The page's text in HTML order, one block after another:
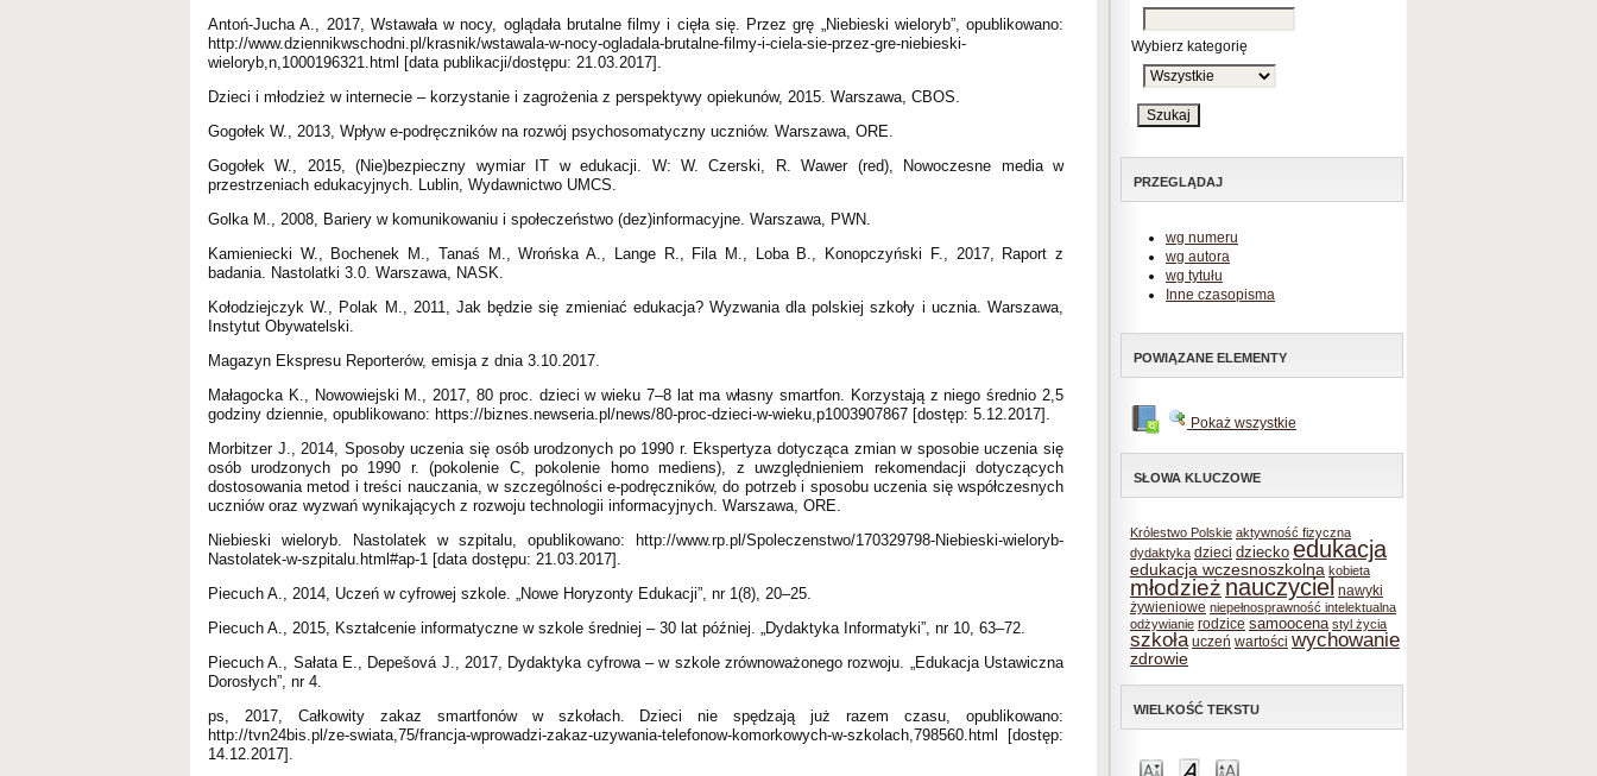
Wybierz kategorię
PRZEGLĄDAJ
wg numeru
wg autora
wg tytułu
Inne czasopisma
POWIĄZANE ELEMENTY
Pokaż wszystkie
SŁOWA KLUCZOWE
Królestwo Polskie aktywność fizyczna
dydaktyka dzieci dziecko edukacja
edukacja wczesnoszkolna kobieta
młodzież nauczyciel nawyki
żywieniowe niepełnosprawność intelektualna
odżywianie rodzice samoocena styl życia
szkoła uczeń wartości wychowanie
zdrowie
WIELKOŚĆ TEKSTU
Antoń-Jucha A., 2017, Wstawała w nocy, oglądała brutalne filmy i cięła się. Przez grę „Niebieski wieloryb”, opublikowano:
http://www.dziennikwschodni.pl/krasnik/wstawala-w-nocy-ogladala-brutalne-filmy-i-ciela-sie-przez-gre-niebieski-
wieloryb,n,1000196321.html [data publikacji/dostępu: 21.03.2017].
Dzieci i młodzież w internecie – korzystanie i zagrożenia z perspektywy opiekunów, 2015. Warszawa, CBOS.
Gogołek W., 2013, Wpływ e-podręczników na rozwój psychosomatyczny uczniów. Warszawa, ORE.
Gogołek W., 2015, (Nie)bezpieczny wymiar IT w edukacji. W: W. Czerski, R. Wawer (red), Nowoczesne media w
przestrzeniach edukacyjnych. Lublin, Wydawnictwo UMCS.
Golka M., 2008, Bariery w komunikowaniu i społeczeństwo (dez)informacyjne. Warszawa, PWN.
Kamieniecki W., Bochenek M., Tanaś M., Wrońska A., Lange R., Fila M., Loba B., Konopczyński F., 2017, Raport z
badania. Nastolatki 3.0. Warszawa, NASK.
Kołodziejczyk W., Polak M., 2011, Jak będzie się zmieniać edukacja? Wyzwania dla polskiej szkoły i ucznia. Warszawa,
Instytut Obywatelski.
Magazyn Ekspresu Reporterów, emisja z dnia 3.10.2017.
Małagocka K., Nowowiejski M., 2017, 80 proc. dzieci w wieku 7–8 lat ma własny smartfon. Korzystają z niego średnio 2,5
godziny dziennie, opublikowano: https://biznes.newseria.pl/news/80-proc-dzieci-w-wieku,p1003907867 [dostęp: 5.12.2017].
Morbitzer J., 2014, Sposoby uczenia się osób urodzonych po 1990 r. Ekspertyza dotycząca zmian w sposobie uczenia się
osób urodzonych po 1990 r. (pokolenie C, pokolenie homo mediens), z uwzględnieniem rekomendacji dotyczących
dostosowania metod i treści nauczania, w szczególności e-podręczników, do potrzeb i sposobu uczenia się współczesnych
uczniów oraz wyzwań wynikających z rozwoju technologii informacyjnych. Warszawa, ORE.
Niebieski wieloryb. Nastolatek w szpitalu, opublikowano: http://www.rp.pl/Spoleczenstwo/170329798-Niebieski-wieloryb-
Nastolatek-w-szpitalu.html#ap-1 [data dostępu: 21.03.2017].
Piecuch A., 2014, Uczeń w cyfrowej szkole. „Nowe Horyzonty Edukacji”, nr 1(8), 20–25.
Piecuch A., 2015, Kształcenie informatyczne w szkole średniej – 30 lat później. „Dydaktyka Informatyki”, nr 10, 63–72.
Piecuch A., Sałata E., Depešová J., 2017, Dydaktyka cyfrowa – w szkole zrównoważonego rozwoju. „Edukacja Ustawiczna
Dorosłych”, nr 4.
ps, 2017, Całkowity zakaz smartfonów w szkołach. Dzieci nie spędzają już razem czasu, opublikowano:
http://tvn24bis.pl/ze-swiata,75/francja-wprowadzi-zakaz-uzywania-telefonow-komorkowych-w-szkolach,798560.html [dostęp:
14.12.2017].